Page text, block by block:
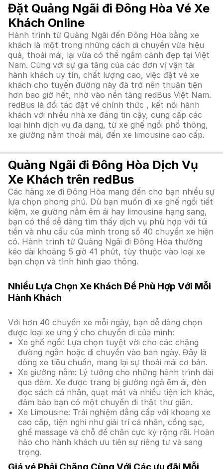
Đặt Quảng Ngãi đi Đông Hòa Vé Xe
Khách Online
Hành trình từ Quảng Ngãi đến Đông Hòa bằng xe
khách là một trong những cách di chuyển vừa hiệu
quả, thoải mái, lại vừa có thể ngắm cảnh đẹp tại Việt
Nam. Cùng với sự gia tăng của các đơn vị vận tải
hành khách uy tín, chất lượng cao, việc đặt vé xe
khách cho tuyến đường này đã trở nên thuận tiện
hơn bao giờ hết, nhờ vào nền tảng redBus Việt Nam.
redBus là đối tác đặt vé chính thức , kết nối hành
khách với nhiều nhà xe đáng tin cậy, cung cấp các
loại hình dịch vụ đa dạng, từ xe ghế ngồi phổ thông,
xe giường nằm thoải mái, đến xe limousine cao cấp.
Quảng Ngãi đi Đông Hòa Dịch Vụ
Xe Khách trên redBus
Các hãng xe đi Đông Hòa mang đến cho bạn nhiều sự
lựa chọn phong phú. Dù bạn muốn đi xe ghế ngồi tiết
kiệm, xe giường nằm êm ái hay limousine hạng sang,
bạn có thể dễ dàng tìm thấy dịch vụ phù hợp với túi
tiền và nhu cầu của mình trong số 40 chuyến xe hiện
có. Hành trình từ Quảng Ngãi đi Đông Hòa thường
kéo dài khoảng 5 giờ 41 phút, tùy thuộc vào loại xe
bạn chọn và tình hình giao thông.
Nhiều Lựa Chọn Xe Khách Để Phù Hợp Với Mỗi
Hành Khách
Với hơn 40 chuyến xe mỗi ngày, bạn dễ dàng chọn
được loại xe ưng ý cho chuyến đi của mình:
Xe ghế ngồi: Lựa chọn tuyệt vời cho các chặng
đường ngắn hoặc di chuyển vào ban ngày. Đây là
dòng xe tiêu chuẩn, mang lại sự thoải mái cơ bản.
Xe giường nằm: Lý tưởng cho những hành trình dài
qua đêm. Xe được trang bị giường ngả êm ái, đèn
đọc sách cá nhân, quạt mát và nhiều tiện ích khác,
đảm bảo bạn có một chuyến đi thật thư giãn.
Xe Limousine: Trải nghiệm đẳng cấp với khoang xe
cao cấp, tiện nghi như giải trí cá nhân, cổng sạc,
ghế massage và chỗ để chân cực kỳ rộng rãi. Hoàn
hảo cho hành khách ưu tiên sự riêng tư và sang
trọng.